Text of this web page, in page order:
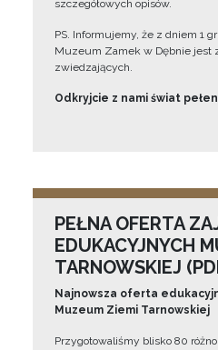
szczegółowych opisów.
PS. Informujemy, że z dniem 1
Muzeum Zamek w Dębnie jest
zwiedzających.
Odkryjcie z nami świat
PEŁNA OFERTA
EDUKACYJNYCH
TARNOWSKIEJ
Najnowsza oferta
Muzeum Ziemi Tarnowskiej
Przygotowaliśmy blisko 80